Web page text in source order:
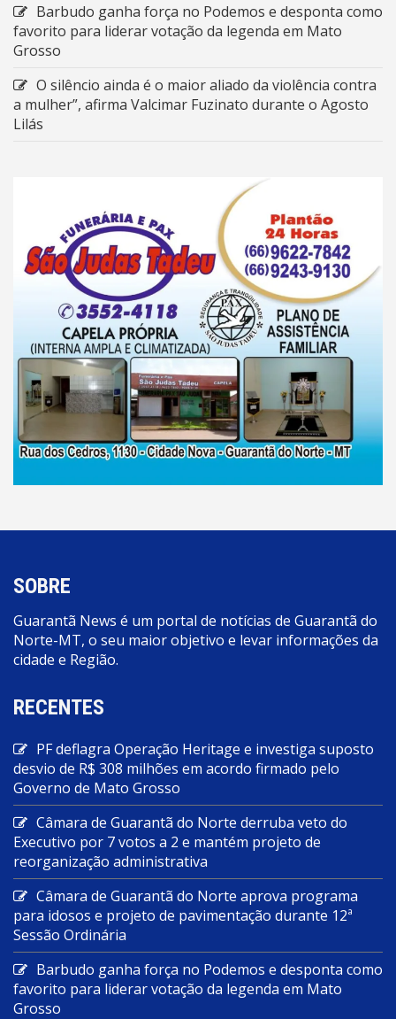
Barbudo ganha força no Podemos e desponta como
favorito para liderar votação da legenda em Mato
Grosso
O silêncio ainda é o maior aliado da violência contra
a mulher”, afirma Valcimar Fuzinato durante o Agosto
Lilás
SOBRE
Guarantã News é um portal de notícias de Guarantã do
Norte-MT, o seu maior objetivo e levar informações da
cidade e Região.
RECENTES
PF deflagra Operação Heritage e investiga suposto
desvio de R$ 308 milhões em acordo firmado pelo
Governo de Mato Grosso
Câmara de Guarantã do Norte derruba veto do
Executivo por 7 votos a 2 e mantém projeto de
reorganização administrativa
Câmara de Guarantã do Norte aprova programa
para idosos e projeto de pavimentação durante 12ª
Sessão Ordinária
Barbudo ganha força no Podemos e desponta como
favorito para liderar votação da legenda em Mato
Grosso